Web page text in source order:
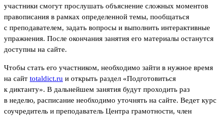
участники смогут прослушать объяснение сложных моментов
правописания в рамках определенной темы, пообщаться
с преподавателем, задать вопросы и выполнить интерактивные
упражнения. После окончания занятия его материалы останутся
доступны на сайте.
Чтобы стать его участником, необходимо зайти в нужное время
на сайт totaldict.ru и открыть раздел «Подготовиться
к диктанту». В дальнейшем занятия будут проходить раз
в неделю, расписание необходимо уточнять на сайте. Ведет курс
соучредитель и преподаватель Центра грамотности, член